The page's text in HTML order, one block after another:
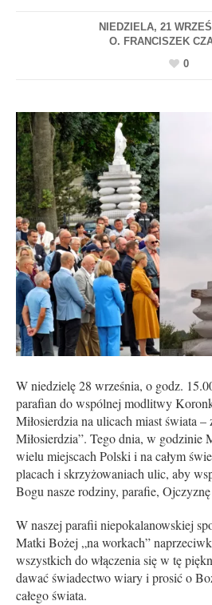
NIEDZIELA, 21
0
W niedzielę 28 września, o godz.
parafian do wspólnej modlitwy
Miłosierdzia na ulicach miast świata –
Miłosierdzia”. Tego dnia, w godzinie
wielu miejscach Polski i na całym
placach i skrzyżowaniach ulic, aby
Bogu nasze rodziny, parafie,
W naszej parafii niepokalanowskiej
Matki Bożej „na workach”
wszystkich do włączenia się w tę
dawać świadectwo wiary i prosić o
całego świata.